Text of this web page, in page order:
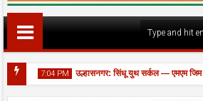
7:04 PM
उल्हासनगर: सिंधू युथ सर्कल — एमएम जिम के
आपात मरम्मत, यातायात बहाल।